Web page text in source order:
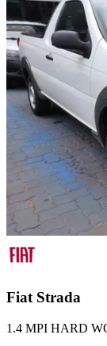
Fiat Strada
1.4 MPI HARD